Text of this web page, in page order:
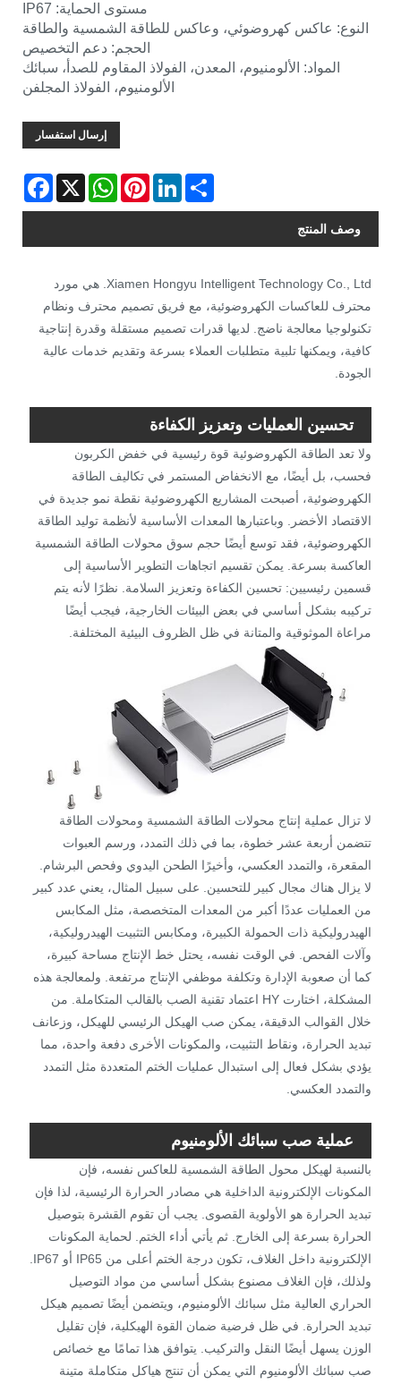
مستوى الحماية: IP67
النوع: عاكس كهروضوئي، وعاكس للطاقة الشمسية والطاقة
الحجم: دعم التخصيص
المواد: الألومنيوم، المعدن، الفولاذ المقاوم للصدأ، سبائك
الألومنيوم، الفولاذ المجلفن
إرسال استفسار
X
WhatsAppPinterestLinkedInShare
وصف المنتج
Xiamen Hongyu Intelligent Technology Co., Ltd. هي مورد
محترف للعاكسات الكهروضوئية، مع فريق تصميم محترف ونظام
تكنولوجيا معالجة ناضج. لديها قدرات تصميم مستقلة وقدرة إنتاجية
كافية، ويمكنها تلبية متطلبات العملاء بسرعة وتقديم خدمات عالية
الجودة.
تحسين العمليات وتعزيز الكفاءة
ولا تعد الطاقة الكهروضوئية قوة رئيسية في خفض الكربون
فحسب، بل أيضًا، مع الانخفاض المستمر في تكاليف الطاقة
الكهروضوئية، أصبحت المشاريع الكهروضوئية نقطة نمو جديدة في
الاقتصاد الأخضر. وباعتبارها المعدات الأساسية لأنظمة توليد الطاقة
الكهروضوئية، فقد توسع أيضًا حجم سوق محولات الطاقة الشمسية
العاكسة بسرعة. يمكن تقسيم اتجاهات التطوير الأساسية إلى
قسمين رئيسيين: تحسين الكفاءة وتعزيز السلامة. نظرًا لأنه يتم
تركيبه بشكل أساسي في بعض البيئات الخارجية، فيجب أيضًا
مراعاة الموثوقية والمتانة في ظل الظروف البيئية المختلفة.
لا تزال عملية إنتاج محولات الطاقة الشمسية ومحولات الطاقة
تتضمن أربعة عشر خطوة، بما في ذلك التمدد، ورسم العبوات
المقعرة، والتمدد العكسي، وأخيرًا الطحن اليدوي وفحص البرشام.
لا يزال هناك مجال كبير للتحسين. على سبيل المثال، يعني عدد كبير
من العمليات عددًا أكبر من المعدات المتخصصة، مثل المكابس
الهيدروليكية ذات الحمولة الكبيرة، ومكابس التثبيت الهيدروليكية،
وآلات الفحص. في الوقت نفسه، يحتل خط الإنتاج مساحة كبيرة،
كما أن صعوبة الإدارة وتكلفة موظفي الإنتاج مرتفعة. ولمعالجة هذه
المشكلة، اختارت HY اعتماد تقنية الصب بالقالب المتكاملة. من
خلال القوالب الدقيقة، يمكن صب الهيكل الرئيسي للهيكل، وزعانف
تبديد الحرارة، ونقاط التثبيت، والمكونات الأخرى دفعة واحدة، مما
يؤدي بشكل فعال إلى استبدال عمليات الختم المتعددة مثل التمدد
والتمدد العكسي.
عملية صب سبائك الألومنيوم
بالنسبة لهيكل محول الطاقة الشمسية للعاكس نفسه، فإن
المكونات الإلكترونية الداخلية هي مصادر الحرارة الرئيسية، لذا فإن
تبديد الحرارة هو الأولوية القصوى. يجب أن تقوم القشرة بتوصيل
الحرارة بسرعة إلى الخارج. ثم يأتي أداء الختم. لحماية المكونات
الإلكترونية داخل الغلاف، تكون درجة الختم أعلى من IP65 أو IP67.
ولذلك، فإن الغلاف مصنوع بشكل أساسي من مواد التوصيل
الحراري العالية مثل سبائك الألومنيوم، ويتضمن أيضًا تصميم هيكل
تبديد الحرارة. في ظل فرضية ضمان القوة الهيكلية، فإن تقليل
الوزن يسهل أيضًا النقل والتركيب. يتوافق هذا تمامًا مع خصائص
صب سبائك الألومنيوم التي يمكن أن تنتج هياكل متكاملة متينة